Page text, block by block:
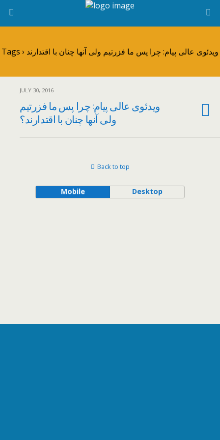
Tags › ویدئوی عالی پیام: چرا پس ما فزرتیم ولی آنها چنان با اقتدارند
JULY 30, 2016
ویدئوی عالی پیام: چرا پس ما فزرتیم
ولی آنها چنان با اقتدارند؟
Back to top
Mobile Desktop